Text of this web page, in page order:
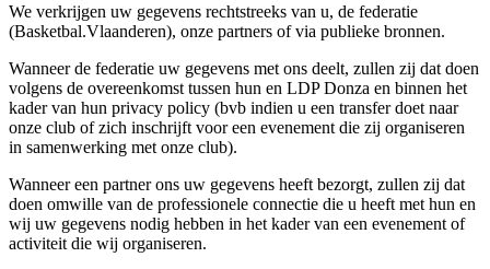
We verkrijgen uw gegevens rechtstreeks van u, de federatie
(Basketbal.Vlaanderen), onze partners of via publieke bronnen.
Wanneer de federatie uw gegevens met ons deelt, zullen zij dat doen
volgens de overeenkomst tussen hun en LDP Donza en binnen het
kader van hun privacy policy (bvb indien u een transfer doet naar
onze club of zich inschrijft voor een evenement die zij organiseren
in samenwerking met onze club).
Wanneer een partner ons uw gegevens heeft bezorgt, zullen zij dat
doen omwille van de professionele connectie die u heeft met hun en
wij uw gegevens nodig hebben in het kader van een evenement of
activiteit die wij organiseren.